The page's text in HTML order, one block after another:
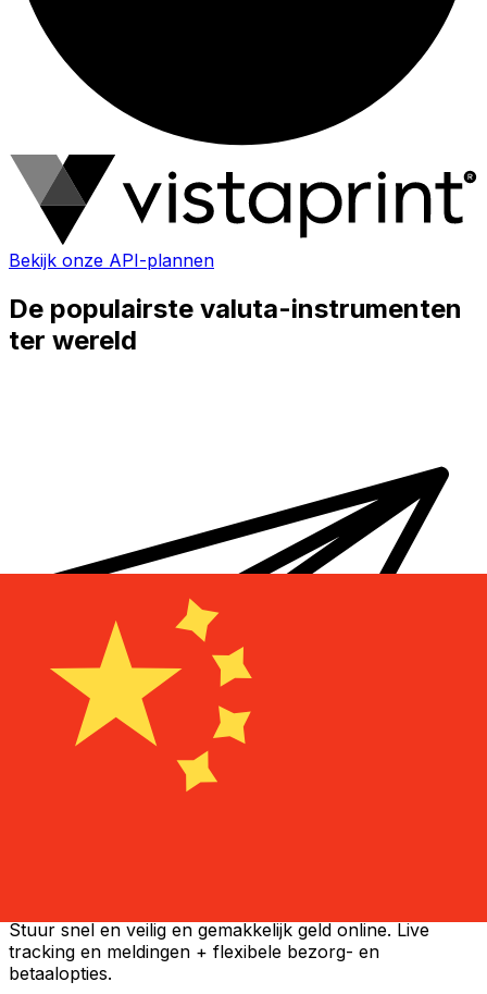
Bekijk onze API-plannen
De populairste valuta-instrumenten
ter wereld
Stuur snel en veilig en gemakkelijk geld online. Live
tracking en meldingen + flexibele bezorg- en
betaalopties.